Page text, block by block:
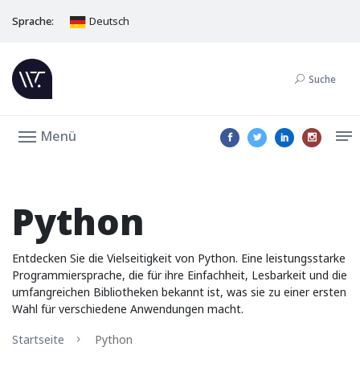
Sprache: Deutsch
Suche
Menü
Python
Entdecken Sie die Vielseitigkeit von Python. Eine leistungsstarke
Programmiersprache, die für ihre Einfachheit, Lesbarkeit und die
umfangreichen Bibliotheken bekannt ist, was sie zu einer ersten
Wahl für verschiedene Anwendungen macht.
Startseite
Python